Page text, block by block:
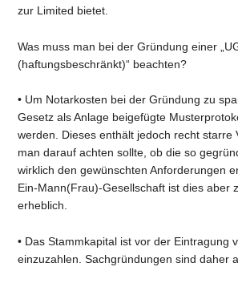
zur Limited bietet.
Was muss man bei der Gründung einer
(haftungsbeschränkt)“ beachten?
• Um Notarkosten bei der Gründung zu
Gesetz als Anlage beigefügte
werden. Dieses enthält jedoch recht starre
man darauf achten sollte, ob die so
wirklich den gewünschten Anforderungen
Ein-Mann(Frau)-Gesellschaft ist dies aber
erheblich.
• Das Stammkapital ist vor der Eintragung
einzuzahlen. Sachgründungen sind daher